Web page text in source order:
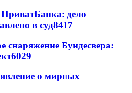
ПриватБанка: дело
в суд8417
снаряжение Бундесвера:
6029
о мирных